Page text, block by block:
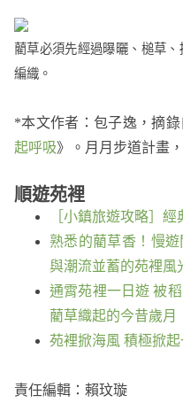
藺草必須先經過曝曬、槌草
編織。
*本文作者：包子逸，摘
起呼吸》。月月步道計畫
順遊苑裡
［小鎮旅遊攻略］
熟悉的藺草香！慢
與潮流並蓄的苑裡風
通霄苑裡一日遊 被
藺草織起的今昔歲月
苑裡掀海風 積極掀
責任編輯：賴玟璇